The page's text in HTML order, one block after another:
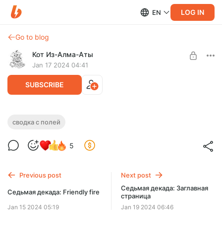
EN LOG IN
Go to blog
Кот Из-Алма-Аты
Jan 17 2024 04:41
SUBSCRIBE
Сводка с полей: "Ноль Вторая"
Заглавная страница седьмой декады.
3-й класс, 3-я группа специализации
сводка с полей
5
Previous post
Седьмая декада: Friendly fire
Jan 15 2024 05:19
Next post
Седьмая декада: Заглавная
страница
Jan 19 2024 06:46